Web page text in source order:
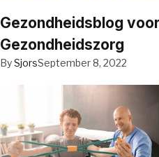
Gezondheidsblog
Gezondheidszorg
BySjorsSeptember 8, 2022